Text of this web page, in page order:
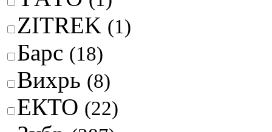
ZITREK (1)
Барс (18)
Вихрь (8)
ЕКТО (22)